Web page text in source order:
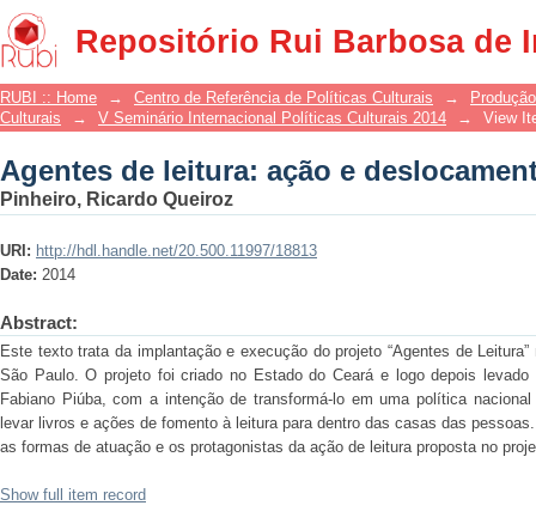
Repositório Rui Barbosa de
Agentes de leitura: ação e
RUBI :: Home → Centro de Referência de Políticas Culturais →
Culturais
→ V Seminário Internacional Políticas Culturais 2014 → View
Agentes de leitura: ação e
Pinheiro, Ricardo Queiroz
URI: http://hdl.handle.net/20.500.11997/18813
Date: 2014
Abstract:
Este texto trata da implantação e execução do projeto “Agentes de
São Paulo. O projeto foi criado no Estado do Ceará e logo depois levado
Fabiano Piúba, com a intenção de transformá-lo em uma política
levar livros e ações de fomento à leitura para dentro das casas das
as formas de atuação e os protagonistas da ação de leitura proposta no
Show full item record